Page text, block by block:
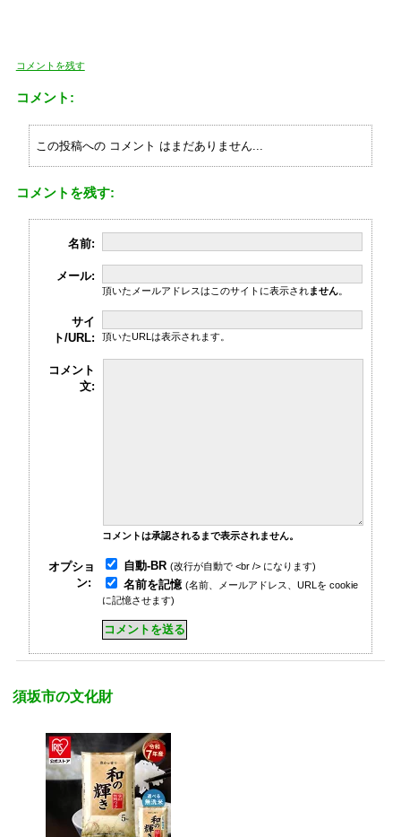
コメントを残す
コメント:
この投稿への コメント はまだありません...
コメントを残す:
名前:
メール:
頂いたメールアドレスはこのサイトに表示されません。
サイ
ト/URL:
頂いたURLは表示されます。
コメント
文:
コメントは承認されるまで表示されません。
オプショ
ン:
自動-BR (改行が自動で <br /> になります)
名前を記憶 (名前、メールアドレス、URLを cookie
に記憶させます)
須坂市の文化財